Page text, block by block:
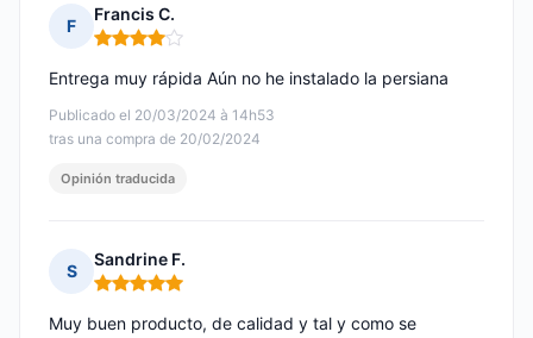
F
Francis C.
Nota: 4 de 5
Publicado el 20/03/2024 à 14h53
tras una compra de 20/02/2024
Entrega muy rápida Aún no he instalado la persiana
Opinión traducida
S
Sandrine F.
Nota: 5 de 5
Muy buen producto, de calidad y tal y como se